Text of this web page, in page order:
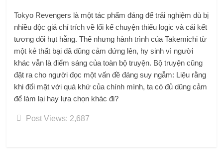
Tokyo Revengers là một tác phẩm đáng để trải nghiệm dù bị
nhiều độc giả chỉ trích về lối kể chuyện thiếu logic và cái kết
tương đối hụt hẫng. Thế nhưng hành trình của Takemichi từ
một kẻ thất bại đã dũng cảm đứng lên, hy sinh vì người
khác vẫn là điểm sáng của toàn bộ truyện. Bộ truyện cũng
đặt ra cho người đọc một vấn đề đáng suy ngẫm: Liệu rằng
khi đối mặt với quá khứ của chính mình, ta có đủ dũng cảm
để làm lại hay lựa chọn khác đi?
Post Views: 2,687